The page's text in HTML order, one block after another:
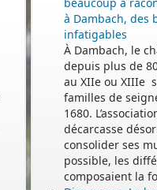
à Dambach, des
infatigables
À Dambach, le
depuis plus de
au XIIe ou XIIIe
familles de
1680.
décarcasse
consolider ses
possible, les
composaient la